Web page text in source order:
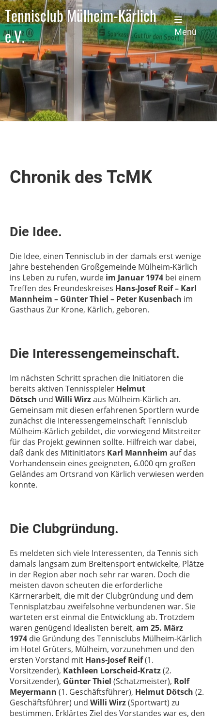
Tennisclub Mülheim-Kärlich
e.V.
Menü
Chronik des TcMK
Die Idee.
Die Idee, einen Tennisclub in der damals erst wenige
Jahre bestehenden Großgemeinde Mülheim-Kärlich
ins Leben zu rufen, wurde im Januar 1974 bei einem
Treffen des Freundeskreises Hans-Josef Reif – Karl
Mannheim – Günter Thiel – Peter Kusenbach im
Gasthaus Zur Krone, Kärlich, geboren.
Die Interessengemeinschaft.
Im nächsten Schritt sprachen die Initiatoren die
bereits aktiven Tennisspieler Helmut
Dötsch und Willi Wirzaus Mülheim-Kärlich an.
Gemeinsam mit diesen erfahrenen Sportlern wurde
zunächst die Interessengemeinschaft Tennisclub
Mülheim-Kärlich gebildet, die vorwiegend Mitstreiter
für das Projekt gewinnen sollte. Hilfreich war dabei,
daß dank des Mitinitiators Karl Mannheim auf das
Vorhandensein eines geeigneten, 6.000 qm großen
Geländes am Ortsrand von Kärlich verwiesen werden
konnte.
Die Clubgründung.
Es meldeten sich viele Interessenten, da Tennis sich
damals langsam zum Breitensport entwickelte, Plätze
in der Region aber noch sehr rar waren. Doch die
meisten davon scheuten die erforderliche
Kärrnerarbeit, die mit der Clubgründung und dem
Tennisplatzbau zweifelsohne verbundenen war. Sie
warteten erst einmal die Entwicklung ab. Trotzdem
waren genügend Idealisten bereit, am 25. März
1974 die Gründung des Tennisclubs Mülheim-Kärlich
im Hotel Grüters, Mülheim, vorzunehmen und den
ersten Vorstand mit Hans-Josef Reif(1.
Vorsitzender), Kathleen Lorscheid-Kratz(2.
Vorsitzender), Günter Thiel (Schatzmeister), Rolf
Meyermann (1. Geschäftsführer), Helmut Dötsch (2.
Geschäftsführer) und Willi Wirz(Sportwart) zu
bestimmen. Erklärtes Ziel des Vorstandes war es, den